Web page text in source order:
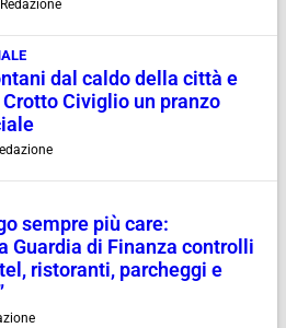
Redazione
dal caldo della città e
Civiglio un pranzo
sempre più care:
Guardia di Finanza controlli
ristoranti, parcheggi e